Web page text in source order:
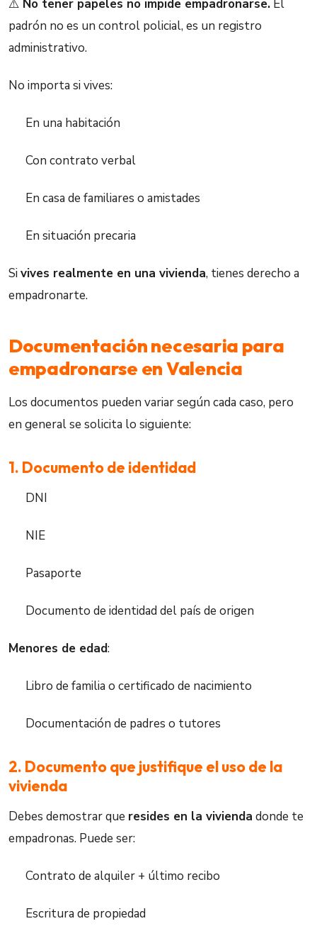
⚠️ No tener papeles no impide empadronarse. El
padrón no es un control policial, es un registro
administrativo.
No importa si vives:
En una habitación
Con contrato verbal
En casa de familiares o amistades
En situación precaria
Sivives realmente en una vivienda, tienes derecho a
empadronarte.
Documentación necesaria para
empadronarse en Valencia
Los documentos pueden variar según cada caso, pero
en general se solicita lo siguiente:
1. Documento de identidad
DNI
NIE
Pasaporte
Documento de identidad del país de origen
Menores de edad:
Libro de familia o certificado de nacimiento
Documentación de padres o tutores
2. Documento que justifique el uso de la
vivienda
Debes demostrar que resides en la vivienda donde te
empadronas. Puede ser:
Contrato de alquiler + último recibo
Escritura de propiedad